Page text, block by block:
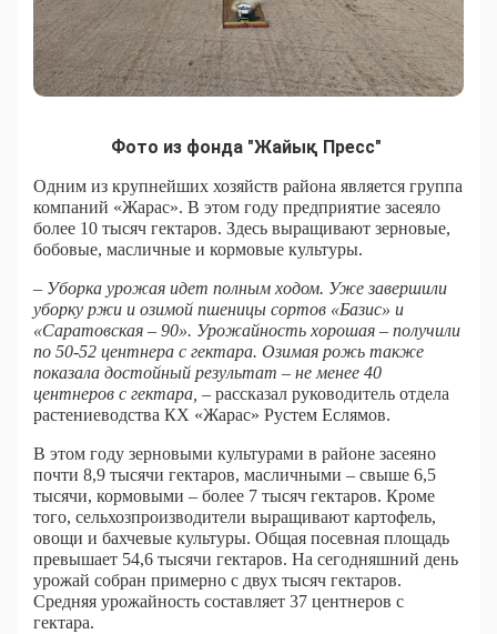
Фото из фонда "Жайық Пресс"
Одним из крупнейших хозяйств района является группа
компаний «Жарас». В этом году предприятие засеяло
более 10 тысяч гектаров. Здесь выращивают зерновые,
бобовые, масличные и кормовые культуры.
– Уборка урожая идет полным ходом. Уже завершили
уборку ржи и озимой пшеницы сортов «Базис» и
«Саратовская – 90». Урожайность хорошая – получили
по 50-52 центнера с гектара. Озимая рожь также
показала достойный результат – не менее 40
центнеров с гектара, – рассказал руководитель отдела
растениеводства КХ «Жарас» Рустем Еслямов.
В этом году зерновыми культурами в районе засеяно
почти 8,9 тысячи гектаров, масличными – свыше 6,5
тысячи, кормовыми – более 7 тысяч гектаров. Кроме
того, сельхозпроизводители выращивают картофель,
овощи и бахчевые культуры. Общая посевная площадь
превышает 54,6 тысячи гектаров. На сегодняшний день
урожай собран примерно с двух тысяч гектаров.
Средняя урожайность составляет 37 центнеров с
гектара.